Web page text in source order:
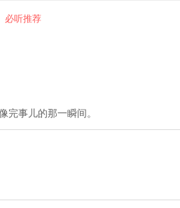
必听推荐
完事儿的那一瞬间。